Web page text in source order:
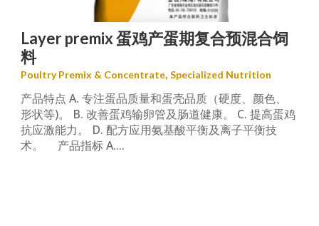
Poultry Premix & Concentrate,Specialized Nutrition
Layer premix 蛋鸡产蛋期复合预混合饲
料
产品特点 A. 专注蛋品质量和蛋壳品质（硬度、颜色、
形状等)。 B. 改善蛋鸡输卵管及肠道健康。 C. 提高蛋鸡
抗应激能力。 D. 配方应用氨基酸平衡及离子平衡技
术。 产品指标 A....